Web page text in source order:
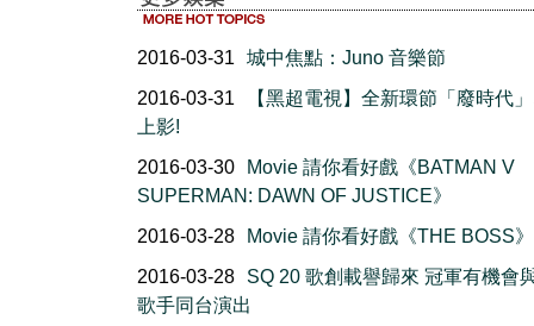
2016-03-31
城中焦點：Juno 音樂節
2016-03-31
【黑超電視】全新環節「廢時代
上影!
2016-03-30
Movie 請你看好戲《BATMAN V
SUPERMAN: DAWN OF JUSTICE》
2016-03-28
Movie 請你看好戲《THE BOSS》
2016-03-28
SQ 20 歌創載譽歸來 冠軍有機會
歌手同台演出